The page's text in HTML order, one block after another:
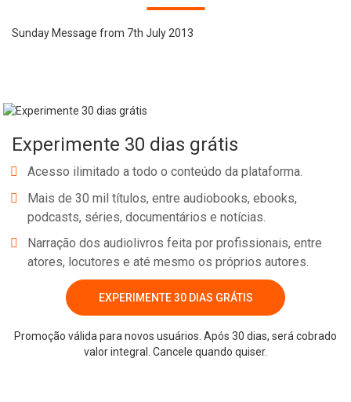
Sunday Message from 7th July 2013
Experimente 30 dias grátis
Acesso ilimitado a todo o conteúdo da plataforma.
Mais de 30 mil títulos, entre audiobooks, ebooks,
podcasts, séries, documentários e notícias.
Narração dos audiolivros feita por profissionais, entre
atores, locutores e até mesmo os próprios autores.
EXPERIMENTE 30 DIAS GRÁTIS
Promoção válida para novos usuários. Após 30 dias, será cobrado
valor integral. Cancele quando quiser.